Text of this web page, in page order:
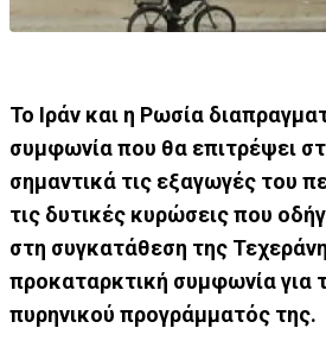
Το Ιράν και η Ρωσία
συμφωνία που θα επιτρέψει
σημαντικά τις εξαγωγές του
τις δυτικές κυρώσεις που
στη συγκατάθεση της
προκαταρκτική συμφωνία για
πυρηνικού προγράμματός της.